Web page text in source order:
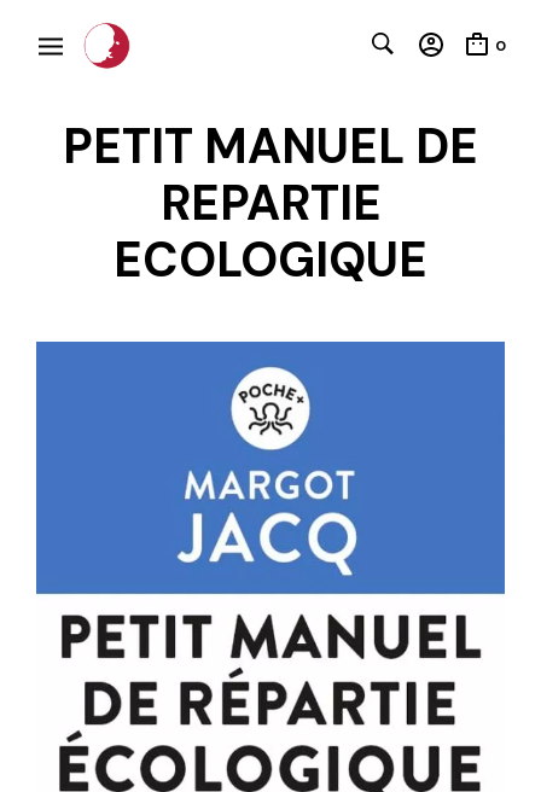
0
PETIT MANUEL DE
REPARTIE
ECOLOGIQUE